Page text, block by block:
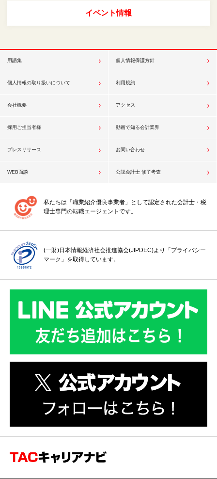
イベント情報
会社概要 アクセス
個人情報保護方針
個人情報の取り扱いについて 利用規約
プレスリリース
採用ご担当者様
お問い合わせ
動画で知る会計業界
WEB面談 公認会計士 修了考査
用語集
私たちは「職業紹介優良事業者」として認定された会計士・税
理士専門の転職エージェントです。
(一財)日本情報経済社会推進協会(JIPDEC)より「プライバシー
マーク」を取得しています。